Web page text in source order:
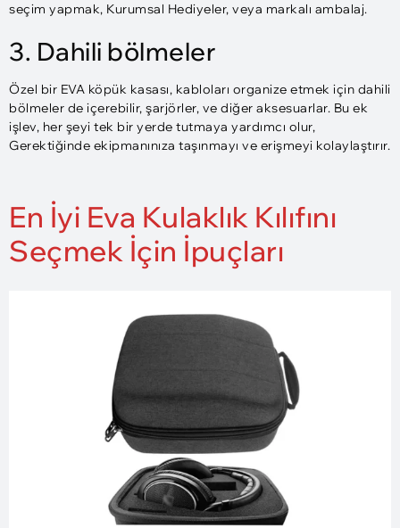
seçim yapmak, Kurumsal Hediyeler, veya markalı ambalaj.
3. Dahili bölmeler
Özel bir EVA köpük kasası, kabloları organize etmek için dahili
bölmeler de içerebilir, şarjörler, ve diğer aksesuarlar. Bu ek
işlev, her şeyi tek bir yerde tutmaya yardımcı olur,
Gerektiğinde ekipmanınıza taşınmayı ve erişmeyi kolaylaştırır.
En İyi Eva Kulaklık Kılıfını
Seçmek İçin İpuçları